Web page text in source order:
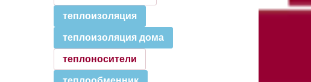
теплоизоляция
теплоизоляция дома
теплоносители